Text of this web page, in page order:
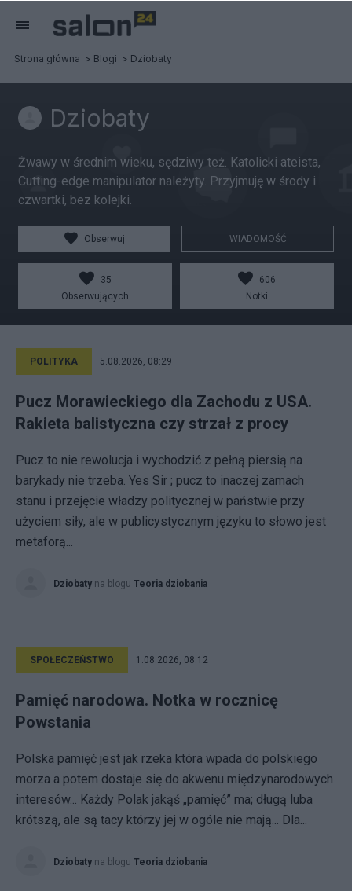
Strona główna Blogi Dziobaty
Dziobaty
Żwawy w średnim wieku, sędziwy też. Katolicki ateista,
Cutting-edge manipulator należyty. Przyjmuję w środy i
czwartki, bez kolejki.
Obserwuj WIADOMOŚĆ
35
Obserwujących
606
Notki
POLITYKA 5.08.2026, 08:29
Pucz Morawieckiego dla Zachodu z USA.
Rakieta balistyczna czy strzał z procy
Pucz to nie rewolucja i wychodzić z pełną piersią na
barykady nie trzeba. Yes Sir ; pucz to inaczej zamach
stanu i przejęcie władzy politycznej w państwie przy
użyciem siły, ale w publicystycznym języku to słowo jest
metaforą...
Dziobaty na blogu Teoria dziobania
SPOŁECZEŃSTWO 1.08.2026, 08:12
Pamięć narodowa. Notka w rocznicę
Powstania
Polska pamięć jest jak rzeka która wpada do polskiego
morza a potem dostaje się do akwenu międzynarodowych
interesów... Każdy Polak jakąś „pamięć” ma; długą luba
krótszą, ale są tacy którzy jej w ogóle nie mają... Dla...
Dziobaty na blogu Teoria dziobania